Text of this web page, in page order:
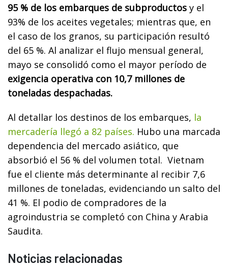
95 % de los embarques de subproductos y el
93% de los aceites vegetales; mientras que, en
el caso de los granos, su participación resultó
del 65 %. Al analizar el flujo mensual general,
mayo se consolidó como el mayor período de
exigencia operativa con 10,7 millones de
toneladas despachadas.
Al detallar los destinos de los embarques, la
mercadería llegó a 82 países. Hubo una marcada
dependencia del mercado asiático, que
absorbió el 56 % del volumen total. Vietnam
fue el cliente más determinante al recibir 7,6
millones de toneladas, evidenciando un salto del
41 %. El podio de compradores de la
agroindustria se completó con China y Arabia
Saudita.
Noticias relacionadas